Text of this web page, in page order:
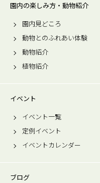
園内の楽しみ方・動物紹介
園内見どころ
動物とのふれあい体験
動物紹介
植物紹介
イベント
イベント一覧
定例イベント
イベントカレンダー
ブログ